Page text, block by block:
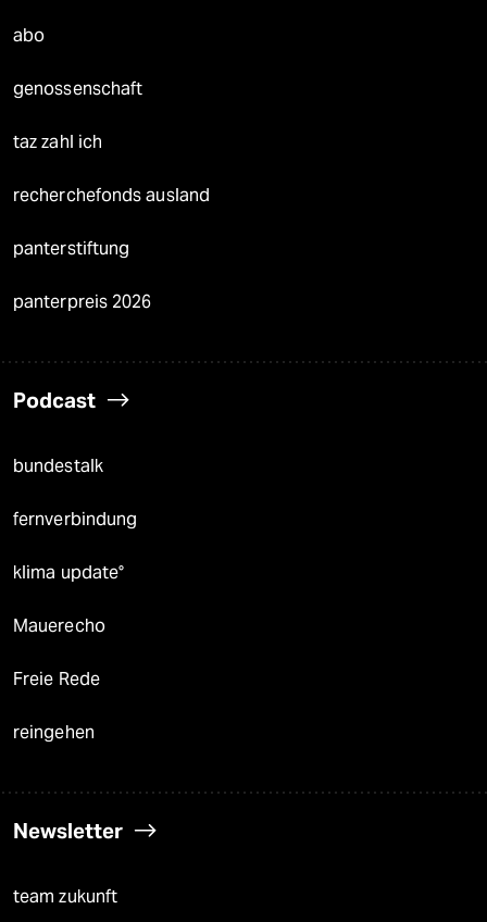
abo
genossenschaft
taz zahl ich
recherchefonds ausland
panterstiftung
panterpreis 2026
Podcast
bundestalk
fernverbindung
klima update°
Mauerecho
Freie Rede
reingehen
Newsletter
team zukunft